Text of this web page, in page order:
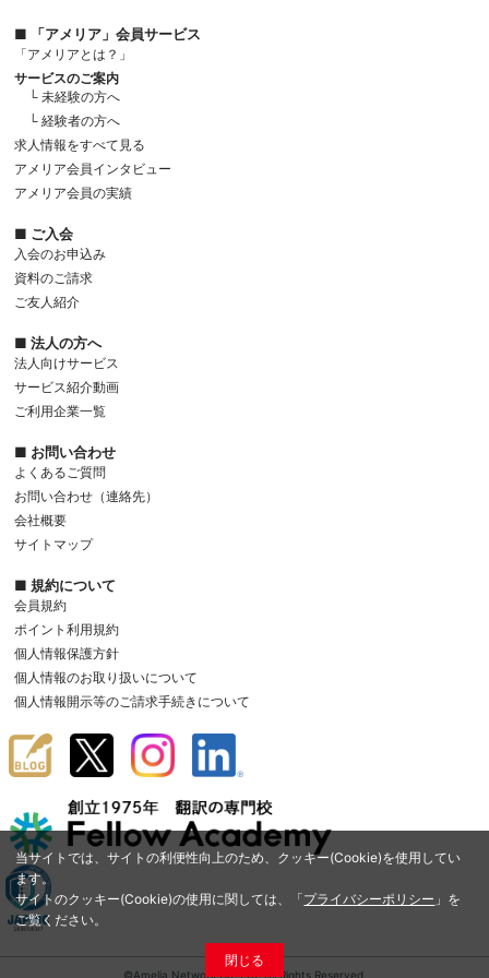
当サイトでは、サイトの利便性向上のため、クッキー(Cookie)を使用してい
ます。
サイトのクッキー(Cookie)の使用に関しては、「プライバシーポリシー 」を
ご覧ください。
閉じる
■ 「アメリア」会員サービス
「アメリアとは？」
サービスのご案内
└ 未経験の方へ
└ 経験者の方へ
求人情報をすべて見る
アメリア会員インタビュー
アメリア会員の実績
■ ご入会
入会のお申込み
資料のご請求
ご友人紹介
■ 法人の方へ
法人向けサービス
サービス紹介動画
ご利用企業一覧
■ お問い合わせ
よくあるご質問
お問い合わせ（連絡先）
会社概要
サイトマップ
■ 規約について
会員規約
ポイント利用規約
個人情報保護方針
個人情報のお取り扱いについて
個人情報開示等のご請求手続きについて
©Amelia Network Co.,Ltd. All Rights Reserved.